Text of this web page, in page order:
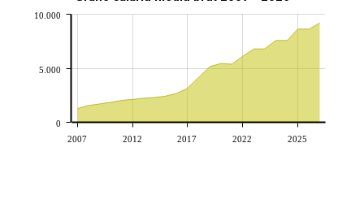
2007 2012 2017 2022 2025
0
5.000
10.000